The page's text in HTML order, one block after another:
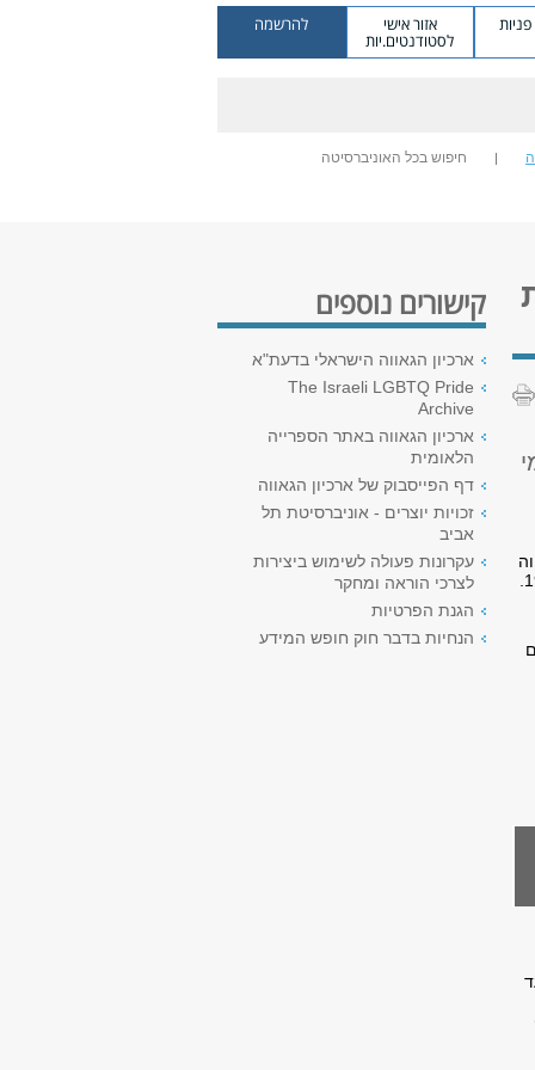
אזור אישי
לסטודנטים.יות
להרשמה
חיפוש בכל האוניברסיטה
קישורים נוספים
ארכיון הגאווה הישראלי בדעת"א
The Israeli LGBTQ Pride
Archive
ארכיון הגאווה באתר הספרייה
הלאומית
דף הפייסבוק של ארכיון הגאווה
זכויות יוצרים - אוניברסיטת תל
אביב
עקרונות פעולה לשימוש ביצירות
לצרכי הוראה ומחקר
הגנת הפרטיות
הנחיות בדבר חוק חופש המידע